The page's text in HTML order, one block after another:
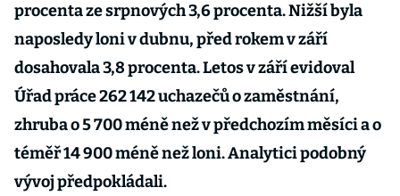
procenta ze srpnových 3,6 procenta. Nižší byla
naposledy loni v dubnu, před rokem v září
dosahovala 3,8 procenta. Letos v září evidoval
Úřad práce 262 142 uchazečů o zaměstnání,
zhruba o 5 700 méně než v předchozím měsíci a o
téměř 14 900 méně než loni. Analytici podobný
vývoj předpokládali.